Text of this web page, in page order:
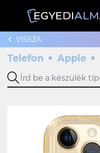
VISSZA
Telefon Apple